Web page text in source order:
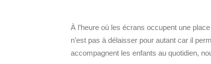
À l’heure où les écrans occupent une
n’est pas à délaisser pour autant car il
accompagnent les enfants au quotidien,